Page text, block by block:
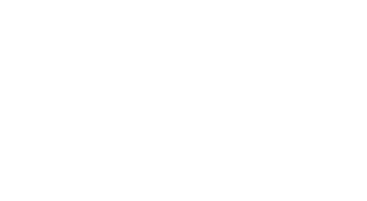
stadio “Sinigaglia” (le info